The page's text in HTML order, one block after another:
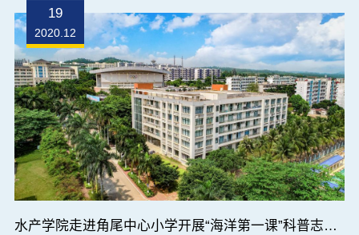
开，涉及知识面广，学科融合突出，报告内容包括国际前
沿学术研究以及目前国内鱼类研究的最新...
19
2020.12
水产学院走进角尾中心小学开展“海洋第一课”科普志愿活动